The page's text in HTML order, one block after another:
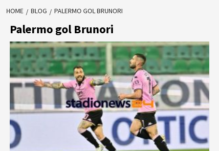
HOME BLOG PALERMO GOL BRUNORI
Palermo gol Brunori